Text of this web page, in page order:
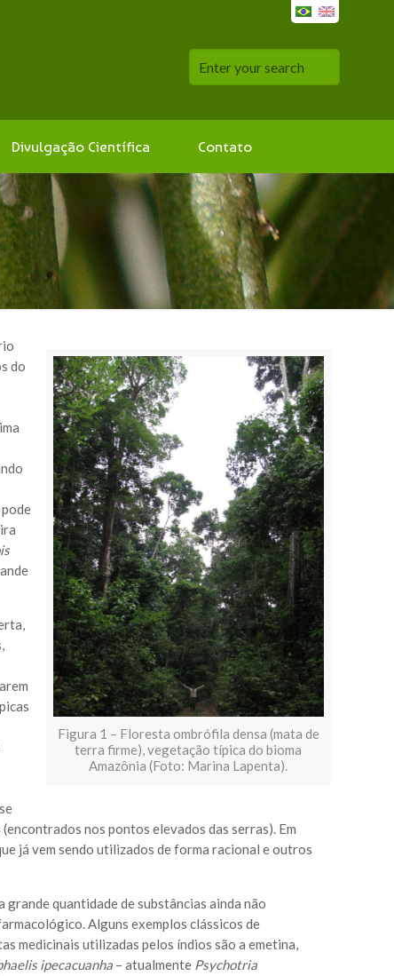
Divulgação Científica Contato
Figura 1 – Floresta ombrófila densa (mata de
terra firme), vegetação típica do bioma
Amazônia (Foto: Marina Lapenta).
do
nos pontos elevados das serras). Em
já vem sendo utilizados de forma racional e outros
grande quantidade de substâncias ainda não
Alguns exemplos clássicos de
medicinais utilizadas pelos índios são a emetina,
ipecacuanha – atualmente Psychotria